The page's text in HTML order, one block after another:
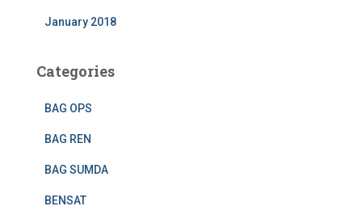
January 2018
Categories
BAG OPS
BAG REN
BAG SUMDA
BENSAT